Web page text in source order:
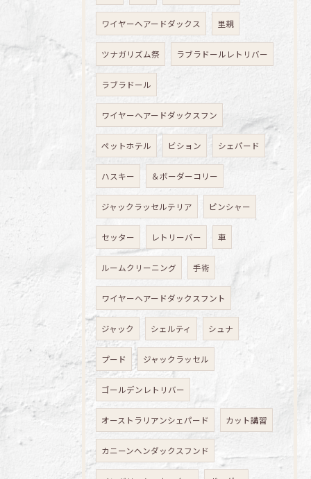
ワイヤーヘアードダックス 里親
ツナガリズム祭 ラブラドールレトリバー
ラブラドール
ワイヤーヘアードダックスフン
ペットホテル ビション シェパード
ハスキー ＆ボーダーコリー
ジャックラッセルテリア ピンシャー
セッター レトリーバー 車
ルームクリーニング 手術
ワイヤーヘアードダックスフント
ジャック シェルティ シュナ
プード ジャックラッセル
ゴールデンレトリバー
オーストラリアンシェパード カット講習
カニーンヘンダックスフンド